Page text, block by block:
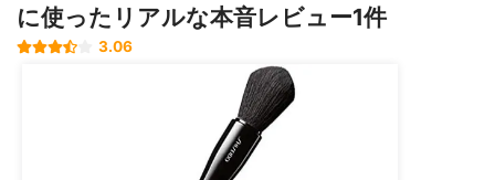
に使ったリアルな本音レビュー1件
3.06